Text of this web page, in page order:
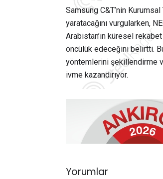
Samsung C&T’nin
yaratacağını vurgularken,
Arabistan’ın küresel
öncülük edeceğini belirtti.
yöntemlerini şekillendirme
ivme kazandırıyor.
Yorumlar